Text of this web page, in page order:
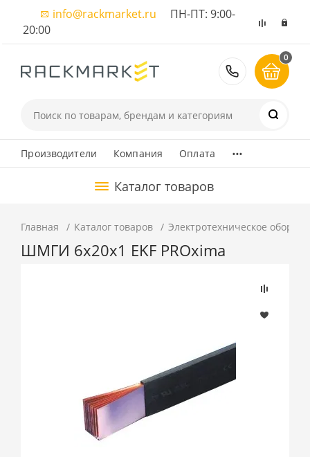
info@rackmarket.ru ПН-ПТ: 9:00-
20:00
8 (495)
0
Производители Компания Оплата ...
Каталог товаров
Главная Каталог товаров Электротехническое
ШМГИ 6x20x1 EKF PROxima